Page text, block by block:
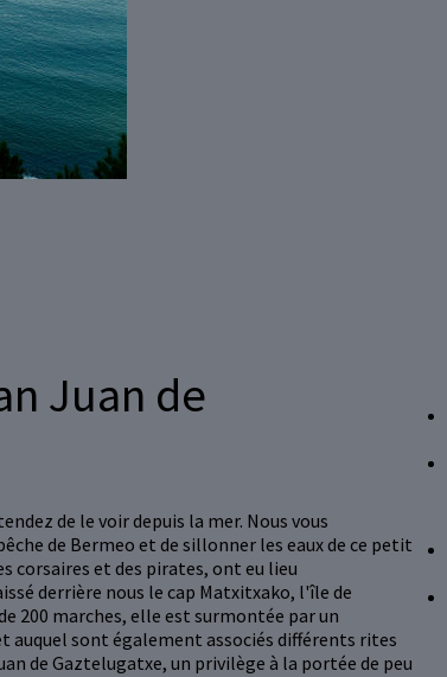
Juan de
de le voir depuis la mer. Nous vous
de Bermeo et de sillonner les eaux de ce petit
corsaires et des pirates, ont eu lieu
derrière nous le cap Matxitxako, l'île de
200 marches, elle est surmontée par un
auquel sont également associés différents rites
de Gaztelugatxe, un privilège à la portée de peu